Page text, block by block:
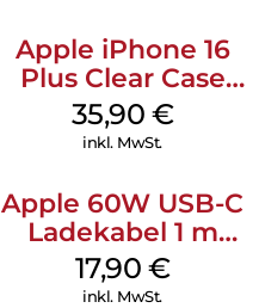
Apple iPhone 16
Plus Clear Case
MagSafe
Transparent
35,90 €
inkl. MwSt.
Apple 60W USB-C
Ladekabel 1 m
Weiß
17,90 €
inkl. MwSt.